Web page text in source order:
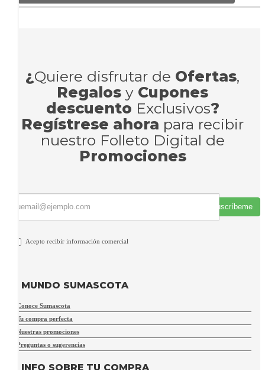
¿Quiere disfrutar de Ofertas,
Regalos y Cupones
descuento Exclusivos?
Regístrese ahora para recibir
nuestro Folleto Digital de
Promociones
Suscríbeme
Acepto recibir información comercial
MUNDO SUMASCOTA
Conoce Sumascota
Tu compra perfecta
Nuestras promociones
Preguntas o sugerencias
INFO SOBRE TU COMPRA